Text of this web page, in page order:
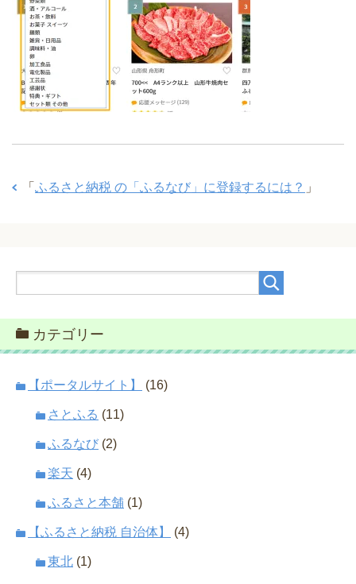
「 ふるさと納税 の「ふるなび」に登録するには？ 」
カテゴリー
【ポータルサイト】 (16)
さとふる (11)
ふるなび (2)
楽天 (4)
ふるさと本舗 (1)
【ふるさと納税 自治体】 (4)
東北 (1)